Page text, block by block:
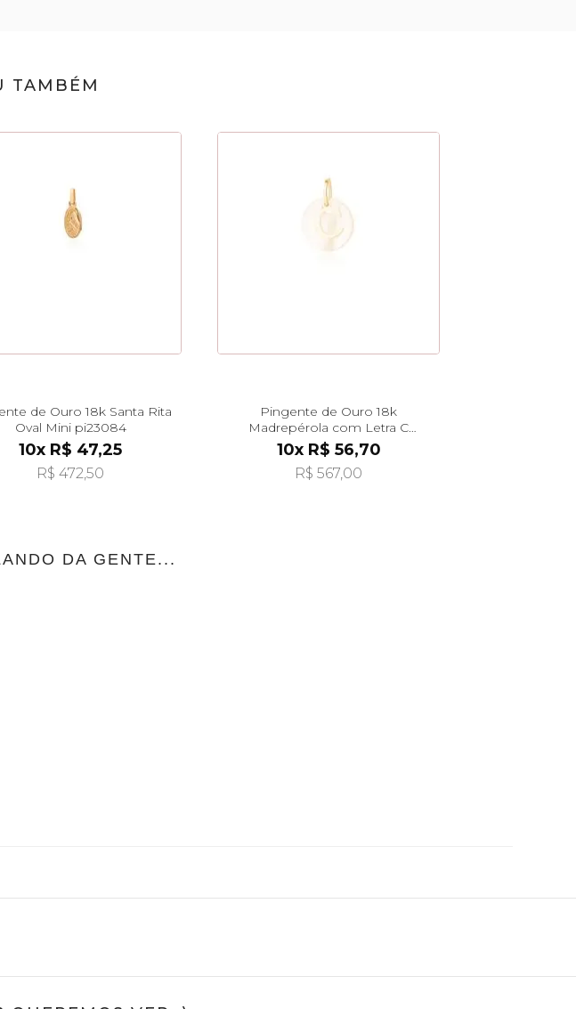
TAMBÉM
de Ouro 18k Santa Rita
Oval Mini pi23084
10x R$ 47,25
R$ 472,50
Pingente de Ouro 18k
Madrepérola com Letra C
Pendurada pi24477
10x R$ 56,70
R$ 567,00
DA GENTE...